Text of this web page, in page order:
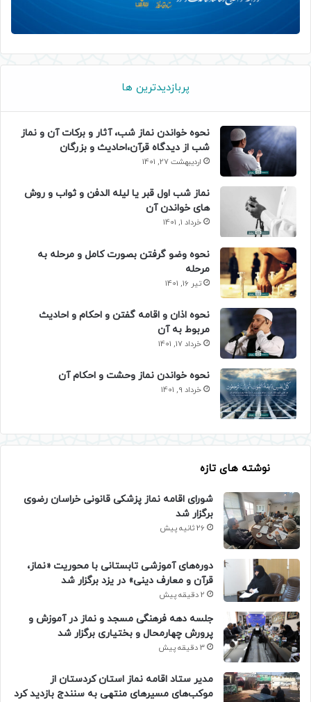
پربازدیدترین ها
نحوه خواندن نماز شب، آثار و برکات آن و نماز
شب از دیدگاه قرآن،احادیث و بزرگان
اردیبهشت 27, 1401
نماز شب اول قبر یا لیله الدفن و ثواب و روش
های خواندن آن
خرداد 1, 1401
نحوه وضو گرفتن بصورت کامل و مرحله به
مرحله
تیر 16, 1401
نحوه اذان و اقامه گفتن و احکام و احادیث
مربوط به آن
خرداد 17, 1401
نحوه خواندن نماز وحشت و احکام آن
خرداد 9, 1401
نوشته های تازه
شورای اقامه نماز پزشکی قانونی خراسان رضوی
برگزار شد
26 ثانیه پیش
دوره‌های آموزشی تابستانی با محوریت «نماز،
قرآن و معارف دینی» در یزد برگزار شد
2 دقیقه پیش
جلسه دهه فرهنگی مسجد و نماز در آموزش و
پرورش چهارمحال و بختیاری برگزار شد
3 دقیقه پیش
مدیر ستاد اقامه نماز استان کردستان از
موکب‌های مسیرهای منتهی به سنندج بازدید کرد